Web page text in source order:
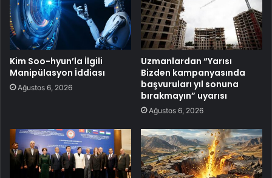
Kim Soo-hyun’la İlgili
Manipülasyon İddiası
Ağustos 6, 2026
Uzmanlardan “Yarısı
Bizden kampanyasında
başvuruları yıl sonuna
bırakmayın” uyarısı
Ağustos 6, 2026